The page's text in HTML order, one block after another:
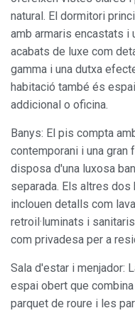
natural. El dormitori
amb armaris encastats i
acabats de luxe com
gamma i una dutxa
habitació també és
addicional o oficina.
Banys: El pis compta
contemporani i una gran
disposa d'una luxosa
separada. Els altres
inclouen detalls com
retroil·luminats i
com privadesa per a
Sala d'estar i menjador:
espai obert que
parquet de roure i les